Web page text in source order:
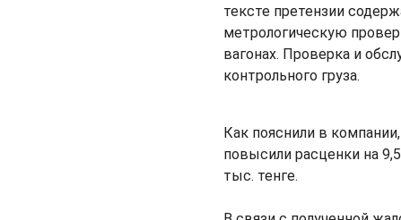
тексте претензии
метрологическую
вагонах. Проверка и
контрольного груза.
Как пояснили в
повысили расценки на
тыс. тенге.